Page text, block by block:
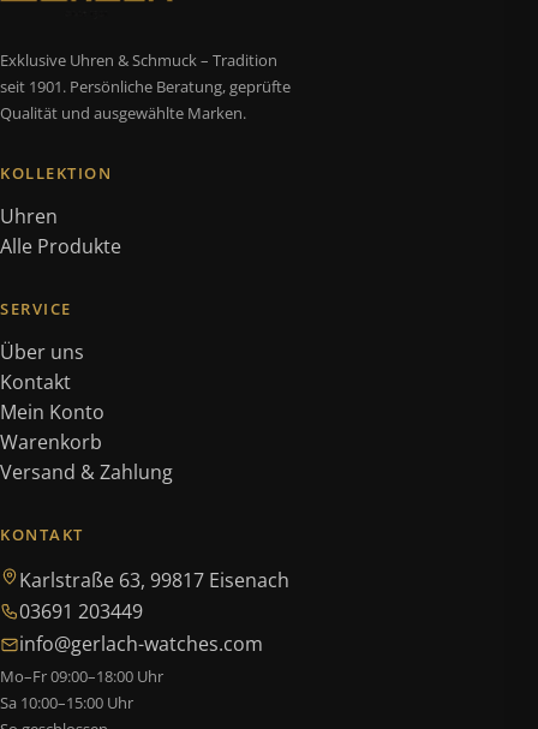
Exklusive Uhren & Schmuck – Tradition
seit 1901. Persönliche Beratung, geprüfte
Qualität und ausgewählte Marken.
KOLLEKTION
Uhren
Alle Produkte
SERVICE
Über uns
Kontakt
Mein Konto
Warenkorb
Versand & Zahlung
KONTAKT
Karlstraße 63, 99817 Eisenach
03691 203449
info@gerlach-watches.com
Mo–Fr 09:00–18:00 Uhr
Sa 10:00–15:00 Uhr